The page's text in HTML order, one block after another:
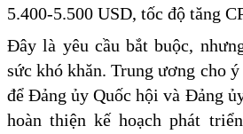
5.400-5.500 USD, tốc độ tăng
Đây là yêu cầu bắt buộc,
sức khó khăn. Trung ương cho
để Đảng ủy Quốc hội và Đảng
hoàn thiện kế hoạch phát